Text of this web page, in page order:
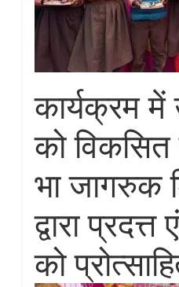
कार्यक्रम
को
भा जागरुक
द्वारा
को